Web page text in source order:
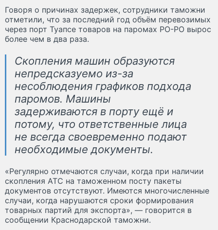
Говоря о причинах задержек, сотрудники таможни
отметили, что за последний год объём перевозимых
через порт Туапсе товаров на паромах РО-РО вырос
более чем в два раза.
Скопления машин образуются
непредсказуемо из-за
несоблюдения графиков подхода
паромов. Машины
задерживаются в порту ещё и
потому, что ответственные лица
не всегда своевременно подают
необходимые документы.
«Регулярно отмечаются случаи, когда при наличии
скопления АТС на таможенном посту пакеты
документов отсутствуют. Имеются многочисленные
случаи, когда нарушаются сроки формирования
товарных партий для экспорта», — говорится в
сообщении Краснодарской таможни.